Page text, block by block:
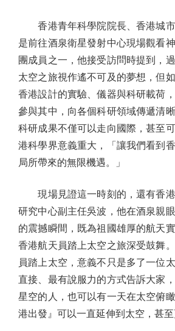
香港青年科學院院長、香港城市
是前往酒泉衛星發射中心現場觀看
團成員之一，他接受訪問時提到，
太空之旅視作遙不可及的夢想，但
香港設計的實驗、儀器與科研載荷
參與其中，向各個科研領域傳遞清
科研成果不僅可以走向國際，甚至
港科學界意義重大，「讓我們看到
局所帶來的無限機遇。」
現場見證這一時刻的，還有香港
研究中心副主任吳波，他在酒泉親
的震撼瞬間，既為祖國雄厚的航天
香港航天員踏上太空之旅深受鼓舞
員踏上太空，意義不只是多了一位
直接、最有說服力的方式告訴大家
星空的人，也可以有一天在太空俯
港出發』可以一直延伸到太空，甚至